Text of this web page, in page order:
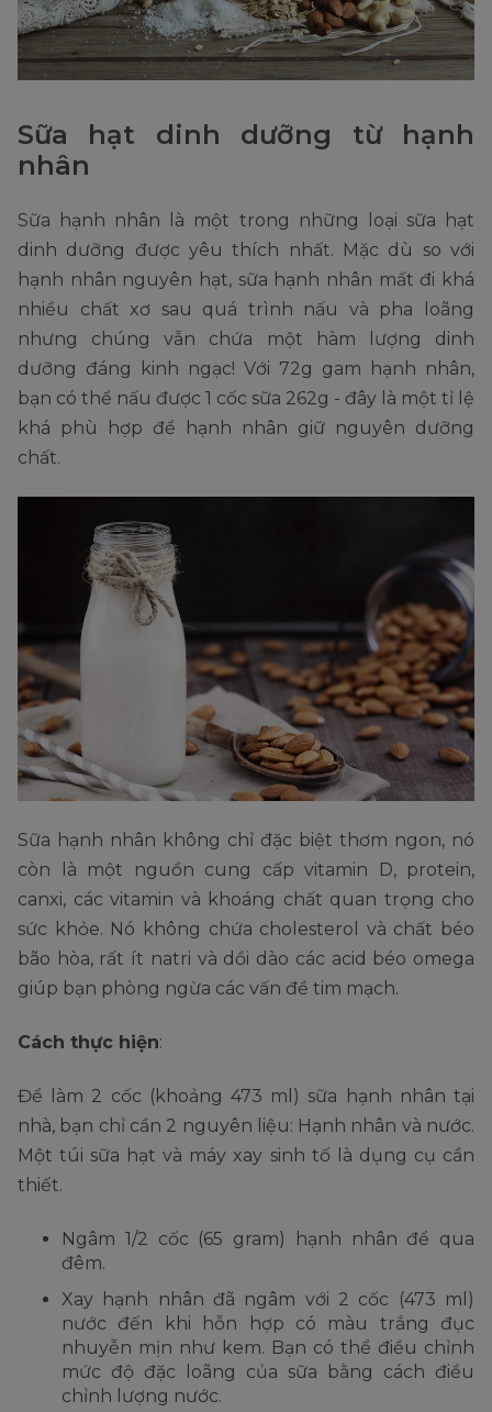
Sữa hạt dinh dưỡng từ hạnh
nhân
Sữa hạnh nhân là một trong những loại sữa hạt
dinh dưỡng được yêu thích nhất. Mặc dù so với
hạnh nhân nguyên hạt, sữa hạnh nhân mất đi khá
nhiều chất xơ sau quá trình nấu và pha loãng
nhưng chúng vẫn chứa một hàm lượng dinh
dưỡng đáng kinh ngạc! Với 72g gam hạnh nhân,
bạn có thể nấu được 1 cốc sữa 262g - đây là một tỉ lệ
khá phù hợp để hạnh nhân giữ nguyên dưỡng
chất.
Sữa hạnh nhân không chỉ đặc biệt thơm ngon, nó
còn là một nguồn cung cấp vitamin D, protein,
canxi, các vitamin và khoáng chất quan trọng cho
sức khỏe. Nó không chứa cholesterol và chất béo
bão hòa, rất ít natri và dồi dào các acid béo omega
giúp bạn phòng ngừa các vấn đề tim mạch.
Cách thực hiện:
Để làm 2 cốc (khoảng 473 ml) sữa hạnh nhân tại
nhà, bạn chỉ cần 2 nguyên liệu: Hạnh nhân và nước.
Một túi sữa hạt và máy xay sinh tố là dụng cụ cần
thiết.
Ngâm 1/2 cốc (65 gram) hạnh nhân để qua
đêm.
Xay hạnh nhân đã ngâm với 2 cốc (473 ml)
nước đến khi hỗn hợp có màu trắng đục
nhuyễn mịn như kem. Bạn có thể điều chỉnh
mức độ đặc loãng của sữa bằng cách điều
chỉnh lượng nước.